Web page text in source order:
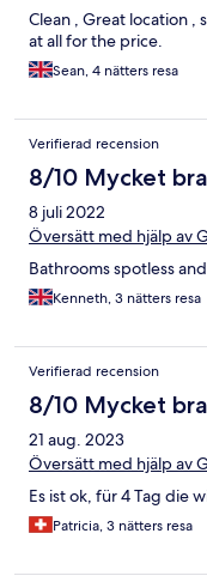
Clean , Great location ,
at all for the price.
Sean, 4 nätters resa
Verifierad recension
8/10 Mycket bra
8 juli 2022
Översätt med hjälp av
Bathrooms spotless
Kenneth, 3 nätters resa
Verifierad recension
8/10 Mycket bra
21 aug. 2023
Översätt med hjälp av
Es ist ok, für 4 Tag die
Patricia, 3 nätters resa